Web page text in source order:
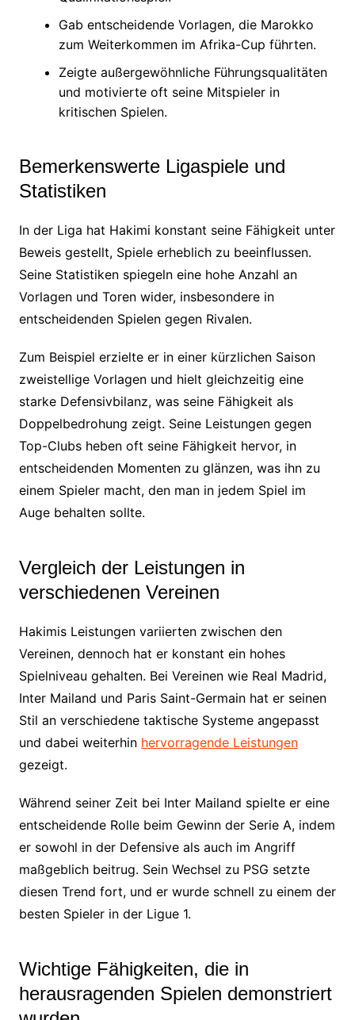
Gab entscheidende Vorlagen, die Marokko
zum Weiterkommen im Afrika-Cup führten.
Zeigte außergewöhnliche Führungsqualitäten
und motivierte oft seine Mitspieler in
kritischen Spielen.
Bemerkenswerte Ligaspiele und
Statistiken
In der Liga hat Hakimi konstant seine Fähigkeit unter
Beweis gestellt, Spiele erheblich zu beeinflussen.
Seine Statistiken spiegeln eine hohe Anzahl an
Vorlagen und Toren wider, insbesondere in
entscheidenden Spielen gegen Rivalen.
Zum Beispiel erzielte er in einer kürzlichen Saison
zweistellige Vorlagen und hielt gleichzeitig eine
starke Defensivbilanz, was seine Fähigkeit als
Doppelbedrohung zeigt. Seine Leistungen gegen
Top-Clubs heben oft seine Fähigkeit hervor, in
entscheidenden Momenten zu glänzen, was ihn zu
einem Spieler macht, den man in jedem Spiel im
Auge behalten sollte.
Vergleich der Leistungen in
verschiedenen Vereinen
Hakimis Leistungen variierten zwischen den
Vereinen, dennoch hat er konstant ein hohes
Spielniveau gehalten. Bei Vereinen wie Real Madrid,
Inter Mailand und Paris Saint-Germain hat er seinen
Stil an verschiedene taktische Systeme angepasst
und dabei weiterhin hervorragende Leistungen
gezeigt.
Während seiner Zeit bei Inter Mailand spielte er eine
entscheidende Rolle beim Gewinn der Serie A, indem
er sowohl in der Defensive als auch im Angriff
maßgeblich beitrug. Sein Wechsel zu PSG setzte
diesen Trend fort, und er wurde schnell zu einem der
besten Spieler in der Ligue 1.
Wichtige Fähigkeiten, die in
herausragenden Spielen demonstriert